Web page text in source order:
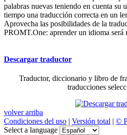
palabras nuevas teniendo en cuenta su
tiempo una traducción correcta en un
Aprovecha las posibilidades de la
PROMT.One: aprender un idioma será
Descargar traductor
Traductor, diccionario y libro de
traducciones
volver arriba
Condiciones del uso | Versión total | ©
Select a language